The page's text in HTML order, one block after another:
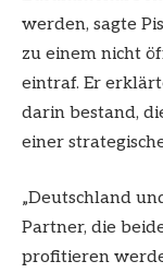
werden, sagte
zu einem nicht
eintraf. Er
darin bestand,
einer
„Deutschland
Partner, die
profitieren